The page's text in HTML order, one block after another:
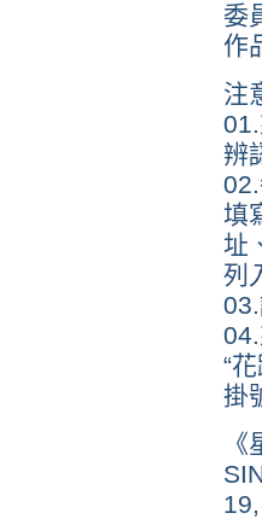
委
作
注
辨
填
址
列
“
掛